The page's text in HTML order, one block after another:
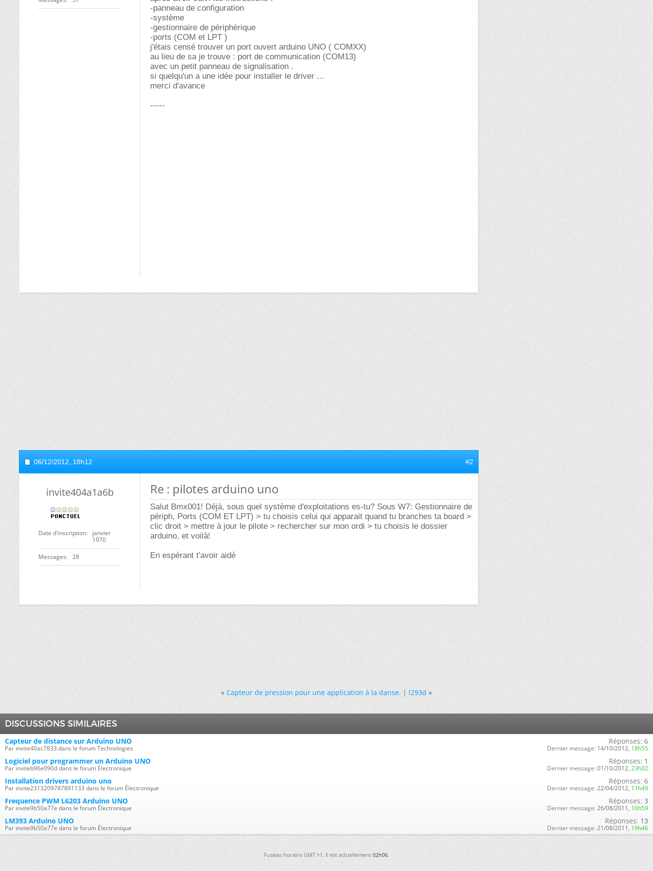
-panneau de configuration
-système
-gestionnaire de périphérique
-ports (COM et LPT )
j'étais censé trouver un port ouvert arduino UNO ( COMXX)
au lieu de sa je trouve : port de communication (COM13)
avec un petit panneau de signalisation .
si quelqu'un a une idée pour installer le driver ...
merci d'avance
-----
06/12/2012, 18h12 #2
invite404a1a6b
Date d'inscription
janvier
1970
Messages 28
Re : pilotes arduino uno
Salut Bmx001! Déjà, sous quel système d'exploitations es-tu? Sous W7: Gestionnaire de
périph, Ports (COM ET LPT) > tu choisis celui qui apparait quand tu branches ta board >
clic droit > mettre à jour le pilote > rechercher sur mon ordi > tu choisis le dossier
arduino, et voilà!
En espérant t'avoir aidé
« Capteur de pression pour une application à la danse.|l293d »
DISCUSSIONS SIMILAIRES
Capteur de distance sur Arduino UNO
Par invite40ac7833 dans le forum Technologies
Réponses: 6
Dernier message: 14/10/2012, 18h55
Logiciel pour programmer un Arduino UNO
Par inviteb96e090d dans le forum Électronique
Réponses: 1
Dernier message: 01/10/2012, 23h02
Installation drivers arduino uno
Par invite2313209787891133 dans le forum Électronique
Réponses: 6
Dernier message: 22/04/2012, 11h49
Frequence PWM L6203 Arduino UNO
Par invite9b50a77e dans le forum Électronique
Réponses: 3
Dernier message: 26/08/2011, 10h59
LM393 Arduino UNO
Par invite9b50a77e dans le forum Électronique
Réponses: 13
Dernier message: 21/08/2011, 19h46
Fuseau horaire GMT +1. Il est actuellement02h06.